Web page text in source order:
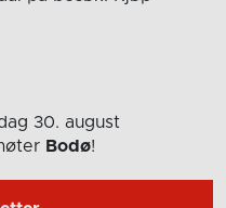
30. august
Bodø!